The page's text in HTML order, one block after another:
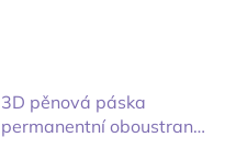
3D pěnová páska
permanentní oboustranná